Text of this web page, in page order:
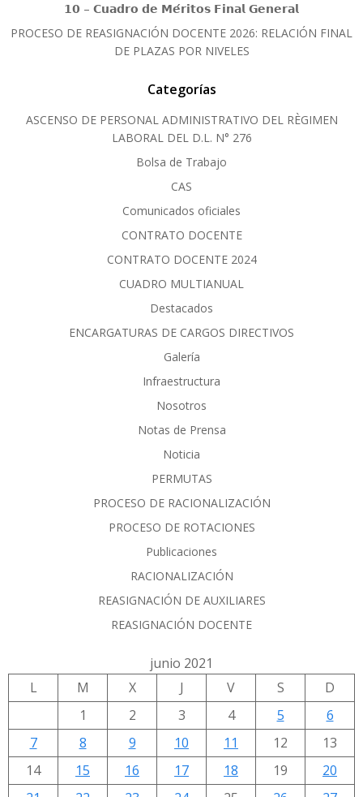
𝟭𝟬 – 𝗖𝘂𝗮𝗱𝗿𝗼 𝗱𝗲 𝗠𝗲́𝗿𝗶𝘁𝗼𝘀 𝗙𝗶𝗻𝗮𝗹 𝗚𝗲𝗻𝗲𝗿𝗮𝗹
PROCESO DE REASIGNACIÓN DOCENTE 2026: RELACIÓN FINAL
DE PLAZAS POR NIVELES
Categorías
ASCENSO DE PERSONAL ADMINISTRATIVO DEL RÈGIMEN
LABORAL DEL D.L. N° 276
Bolsa de Trabajo
CAS
Comunicados oficiales
CONTRATO DOCENTE
CONTRATO DOCENTE 2024
CUADRO MULTIANUAL
Destacados
ENCARGATURAS DE CARGOS DIRECTIVOS
Galería
Infraestructura
Nosotros
Notas de Prensa
Noticia
PERMUTAS
PROCESO DE RACIONALIZACIÓN
PROCESO DE ROTACIONES
Publicaciones
RACIONALIZACIÓN
REASIGNACIÓN DE AUXILIARES
REASIGNACIÓN DOCENTE
junio 2021
L
M X J V S
D
1
2 3 4 5
6
7
8 9 10 11 12
13
14
15 16 17 18 19
20